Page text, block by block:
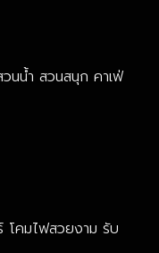
นน้ำ สวนสนุก คาเฟ่
โคมไฟสวยงาม รับ